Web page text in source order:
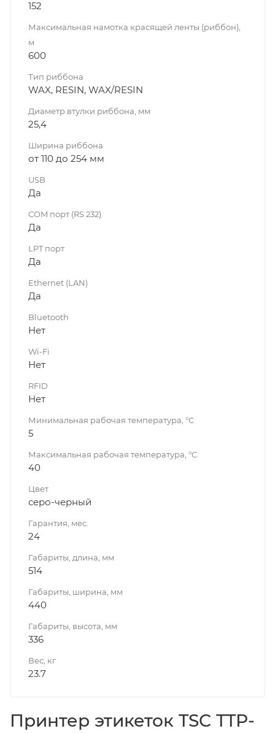
152
Максимальная намотка красящей ленты (риббон),
м
600
Тип риббона
WAX, RESIN, WAX/RESIN
Диаметр втулки риббона, мм
25,4
Ширина риббона
от 110 до 254 мм
USB
Да
COM порт (RS 232)
Да
LPT порт
Да
Ethernet (LAN)
Да
Bluetooth
Нет
Wi-Fi
Нет
RFID
Нет
Минимальная рабочая температура, °C
5
Максимальная рабочая температура, °C
40
Цвет
серо-черный
Гарантия, мес.
24
Габариты, длина, мм
514
Габариты, ширина, мм
440
Габариты, высота, мм
336
Вес, кг
23.7
Принтер этикеток TSC TTP-